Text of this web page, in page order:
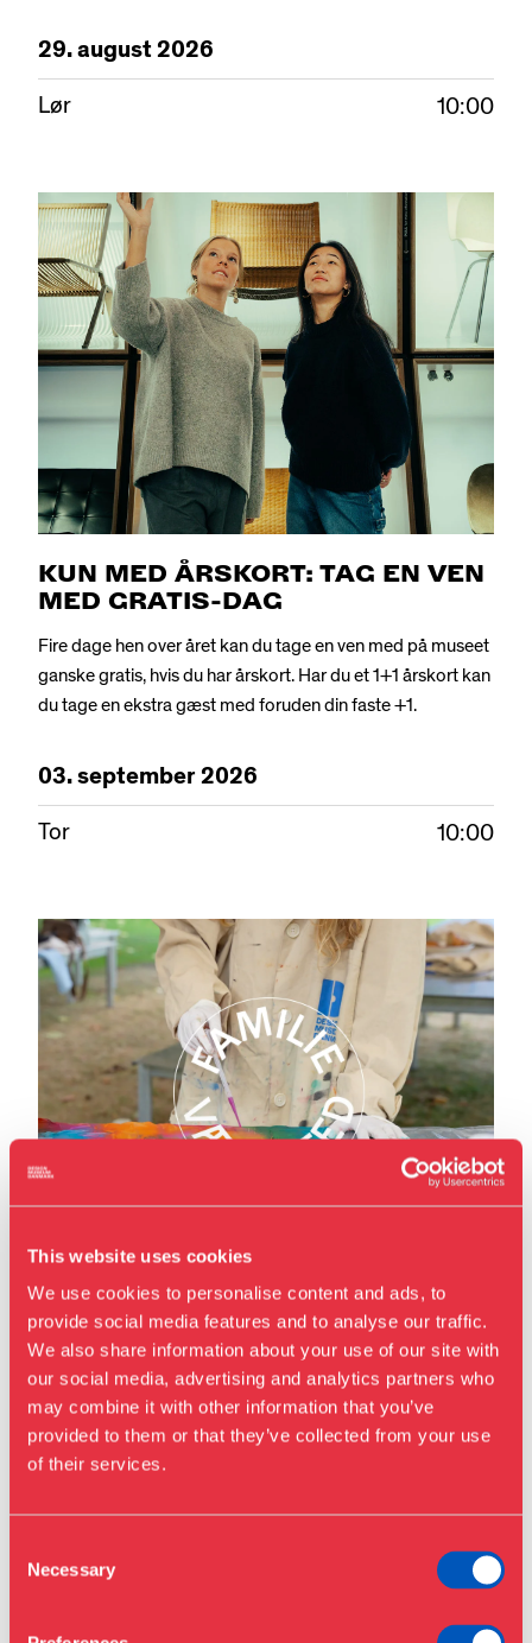
This website uses cookies
We use cookies to personalise content and ads, to
provide social media features and to analyse our traffic.
We also share information about your use of our site with
our social media, advertising and analytics partners who
may combine it with other information that you’ve
provided to them or that they’ve collected from your use
of their services.
Selection
Necessary
Besøg os
Udstillinger
Årskort
Åbningstider & priser Køb billet
29.august2026
Lør 10:00
KUN MED ÅRSKORT: TAG EN VEN
MED GRATIS-DAG
Fire dage hen over året kan du tage en ven med på museet
ganske gratis, hvis du har årskort. Har du et 1+1 årskort kan
du tage en ekstra gæst med foruden din faste +1.
03.september2026
Tor 10:00
FAMILIEVÆRKSTED: MAL DIT
EGET SILKETØRKLÆDE
Mal dit eget silketørklæde, når Designmuseum Danmark
inviterer børn og deres voksne til familieværksted i den
grønne museumshave.
Lør
10:00